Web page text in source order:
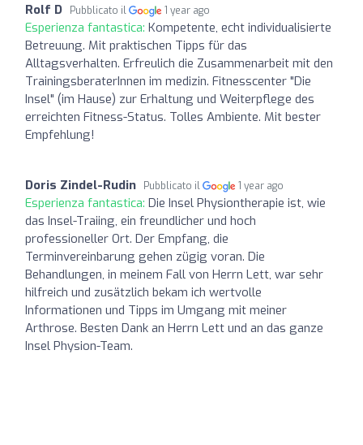
Rolf D Pubblicato il 1 year ago
Esperienza fantastica: Kompetente, echt individualisierte
Betreuung. Mit praktischen Tipps für das
Alltagsverhalten. Erfreulich die Zusammenarbeit mit den
TrainingsberaterInnen im medizin. Fitnesscenter "Die
Insel" (im Hause) zur Erhaltung und Weiterpflege des
erreichten Fitness-Status. Tolles Ambiente. Mit bester
Empfehlung!
Doris Zindel-Rudin Pubblicato il 1 year ago
Esperienza fantastica: Die Insel Physiontherapie ist, wie
das Insel-Traiing, ein freundlicher und hoch
professioneller Ort. Der Empfang, die
Terminvereinbarung gehen zügig voran. Die
Behandlungen, in meinem Fall von Herrn Lett, war sehr
hilfreich und zusätzlich bekam ich wertvolle
Informationen und Tipps im Umgang mit meiner
Arthrose. Besten Dank an Herrn Lett und an das ganze
Insel Physion-Team.